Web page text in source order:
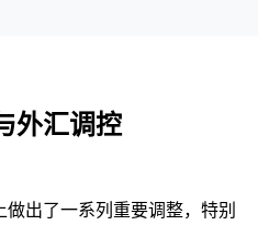
外汇调控
出了一系列重要调整，特别